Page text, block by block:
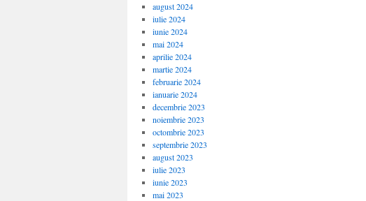
august 2024
iulie 2024
iunie 2024
mai 2024
aprilie 2024
martie 2024
februarie 2024
ianuarie 2024
decembrie 2023
noiembrie 2023
octombrie 2023
septembrie 2023
august 2023
iulie 2023
iunie 2023
mai 2023